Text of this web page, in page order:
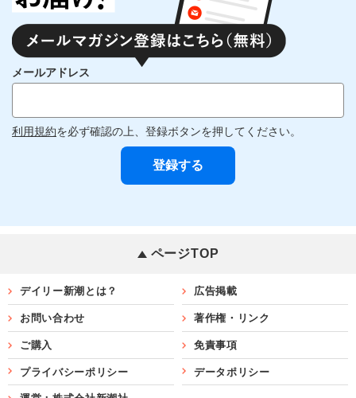
メールアドレス
利用規約を必ず確認の上、登録ボタンを押してください。
ページTOP
デイリー新潮とは？ 広告掲載
お問い合わせ 著作権・リンク
ご購入 免責事項
プライバシーポリシー データポリシー